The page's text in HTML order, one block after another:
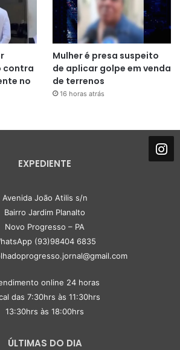
contra
no
Mulher é presa suspeito
de aplicar golpe em venda
de terrenos
16 horas atrás
EXPEDIENTE
Avenida João Atilis s/n
Bairro Jardim Planalto
Novo Progresso – PA
(93)98404 6835
online 24 horas
das 7:30hrs às 11:30hrs
13:30hrs às 18:00hrs
ÚLTIMAS DO DIA